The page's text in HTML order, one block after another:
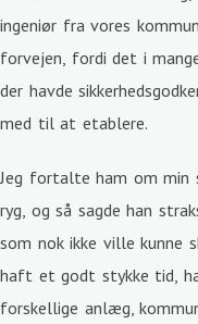
ingeniør fra vores
forvejen, fordi det i
der havde
med til at etablere.
Jeg fortalte ham om min
ryg, og så sagde han
som nok ikke ville kunne
haft et godt stykke tid,
forskellige anlæg,